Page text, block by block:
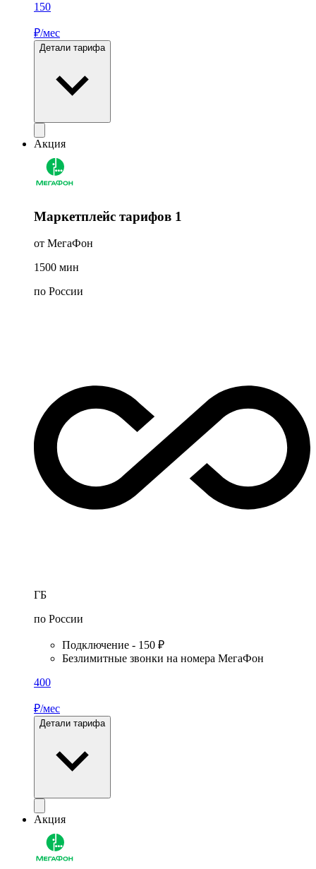
150
₽/мес
Детали тарифа
Акция
Маркетплейс тарифов 1
от МегаФон
1500 мин
по России
ГБ
по России
Подключение - 150 ₽
Безлимитные звонки на номера МегаФон
400
₽/мес
Детали тарифа
Акция